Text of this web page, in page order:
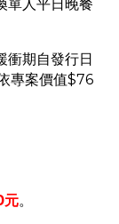
單人平日晚餐
衝期自發行日
專案價值$76
元。